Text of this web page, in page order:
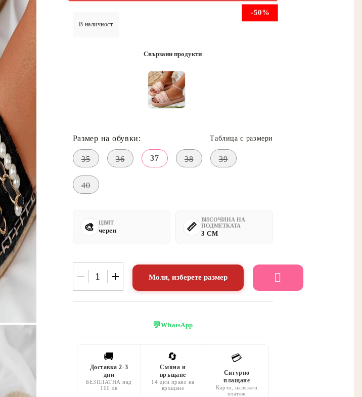
-50%
В наличност
Свързани продукти
Размер на обувки: Таблица с размери
35 36 37 38 39
40
ЦВЯТ
черен
ВИСОЧИНА НА
ПОДМЕТКАТА
3 CM
Моля, изберете размер
💬WhatsApp
🚚
Доставка 2-3
дни
БЕЗПЛАТНА над
100 лв
🔄
Смяна и
връщане
14 дни право на
връщане
💳
Сигурно
плащане
Карта, наложен
платеж